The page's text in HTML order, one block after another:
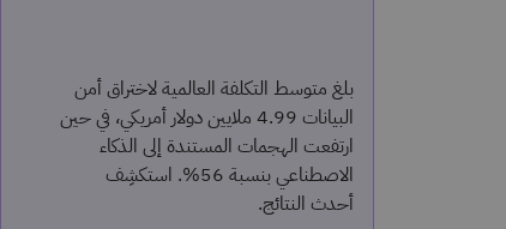
بلغ متوسط التكلفة العالمية لاختراق أمن
البيانات 4.99 ملايين دولار أمريكي، في حين
ارتفعت الهجمات المستندة إلى الذكاء
الاصطناعي بنسبة 56%. استكشِف
أحدث النتائج.